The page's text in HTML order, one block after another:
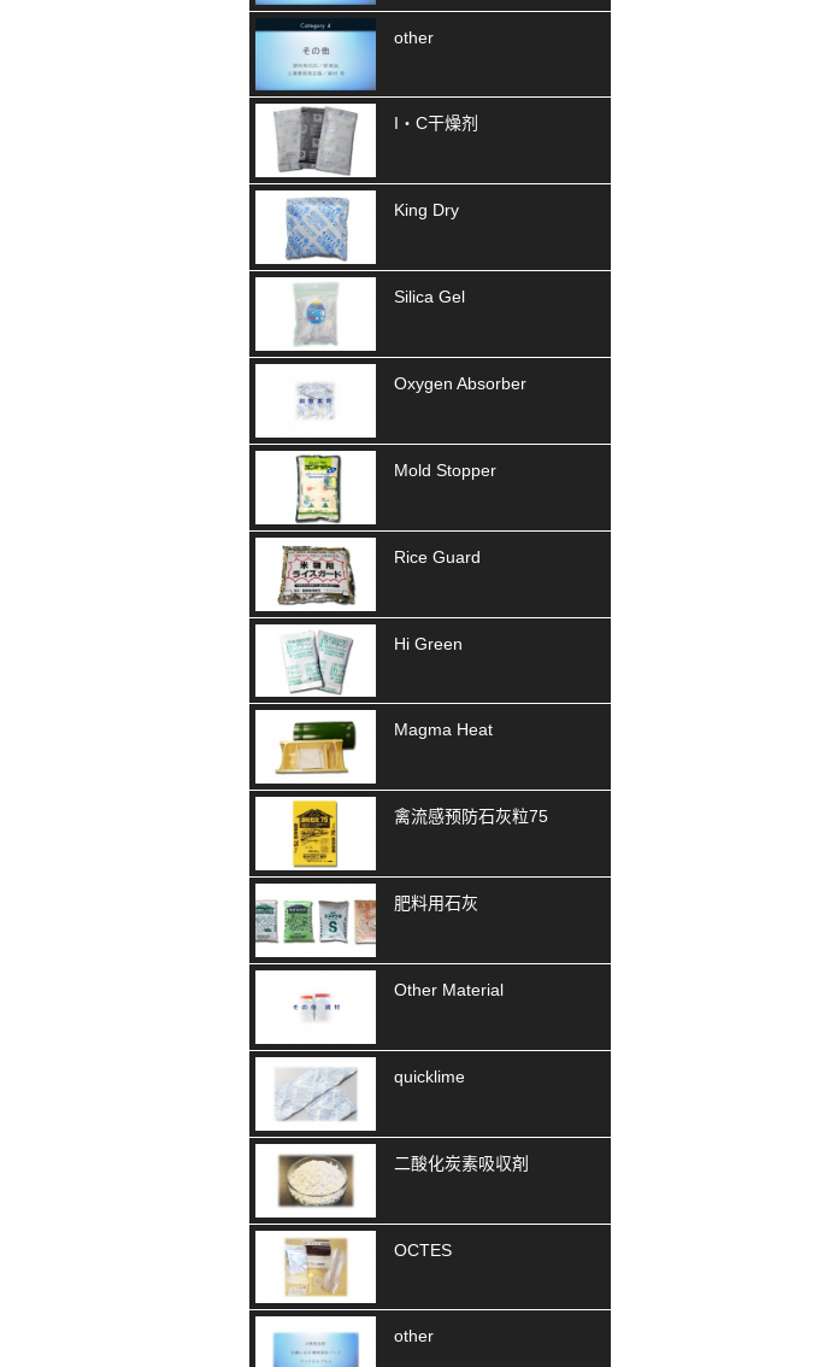
other
I・C干燥剂
King Dry
Silica Gel
Oxygen Absorber
Mold Stopper
Rice Guard
Hi Green
Magma Heat
禽流感预防石灰粒75
肥料用石灰
Other Material
quicklime
二酸化炭素吸収剤
OCTES
other